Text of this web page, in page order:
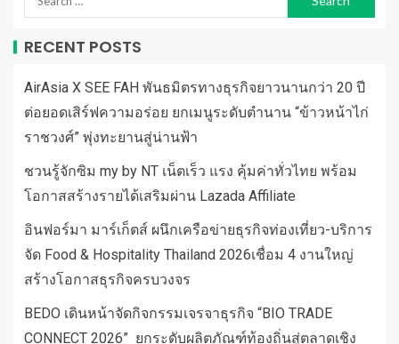
RECENT POSTS
AirAsia X SEE FAH พันธมิตรทางธุรกิจยาวนานกว่า 20 ปี
ต่อยอดเสิร์ฟความอร่อย ยกเมนูระดับตำนาน “ข้าวหน้าไก่
ราชวงศ์” พุ่งทะยานสู่น่านฟ้า
ชวนรู้จักซิม my by NT เน็ตเร็ว แรง คุ้มค่าทั่วไทย พร้อม
โอกาสสร้างรายได้เสริมผ่าน Lazada Affiliate
อินฟอร์มา มาร์เก็ตส์ ผนึกเครือข่ายธุรกิจท่องเที่ยว-บริการ
จัด Food & Hospitality Thailand 2026เชื่อม 4 งานใหญ่
สร้างโอกาสธุรกิจครบวงจร
BEDO เดินหน้าจัดกิจกรรมเจรจาธุรกิจ “BIO TRADE
CONNECT 2026” ยกระดับผลิตภัณฑ์ท้องถิ่นสู่ตลาดเชิง